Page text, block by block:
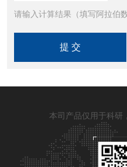
请输入计算结果（填写阿拉伯
本司产品仅用于科研